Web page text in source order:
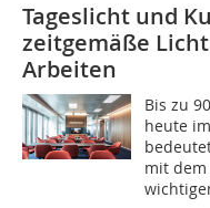
Tageslicht und
zeit­gemäße
Arbeiten
Bis zu
heute
mit